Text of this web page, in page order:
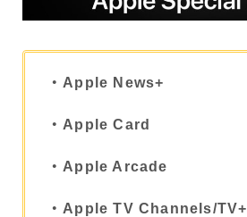
・Apple News+
・Apple Card
・Apple Arcade
・Apple TV Channels/TV+